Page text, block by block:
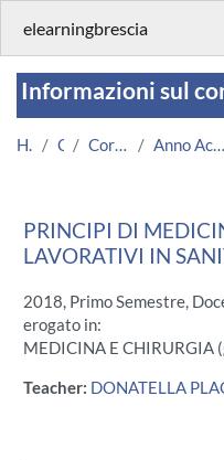
elearningbrescia
Informazioni sul
Home Corsi Corsi Istituzionali Anno Accademico 2018/2019
PRINCIPI DI
LAVORATIVI IN
2018, Primo Semestre,
erogato in:
MEDICINA E CHIRURGIA
Teacher: DONATELLA